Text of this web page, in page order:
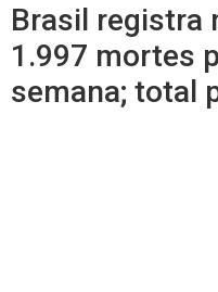
Brasil registra
1.997 mortes
semana; total